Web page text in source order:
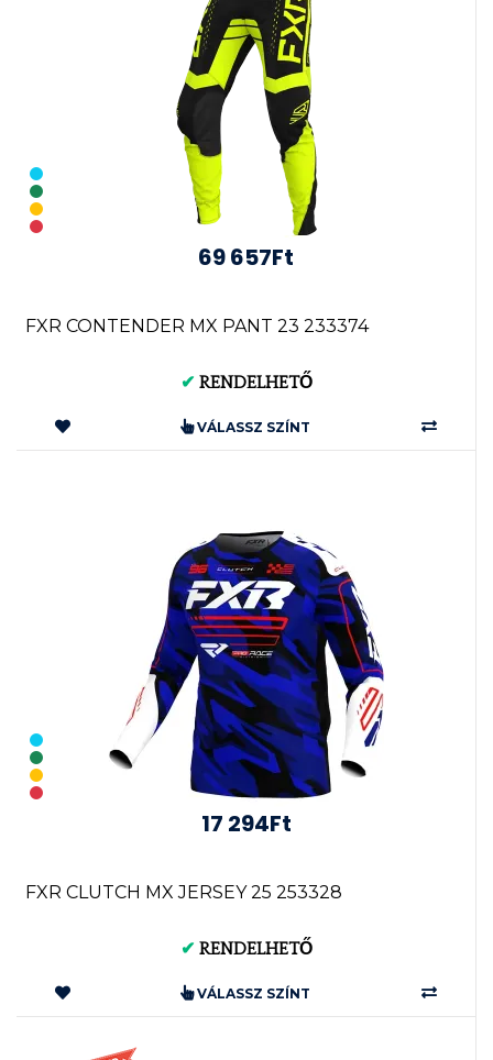
69 657Ft
FXR CONTENDER MX PANT 23 233374
✔ RENDELHETŐ
VÁLASSZ SZÍNT
17 294Ft
FXR CLUTCH MX JERSEY 25 253328
✔ RENDELHETŐ
VÁLASSZ SZÍNT